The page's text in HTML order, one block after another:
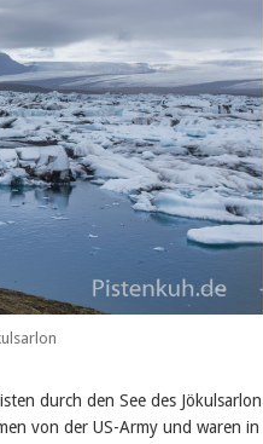
durch den See des Jökulsarlon
von der US-Army und waren in